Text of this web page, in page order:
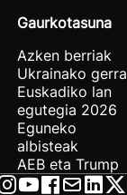
Gaurkotasuna
Azken berriak
Ukrainako gerra
Euskadiko lan
egutegia 2026
Eguneko
albisteak
AEB eta Trump